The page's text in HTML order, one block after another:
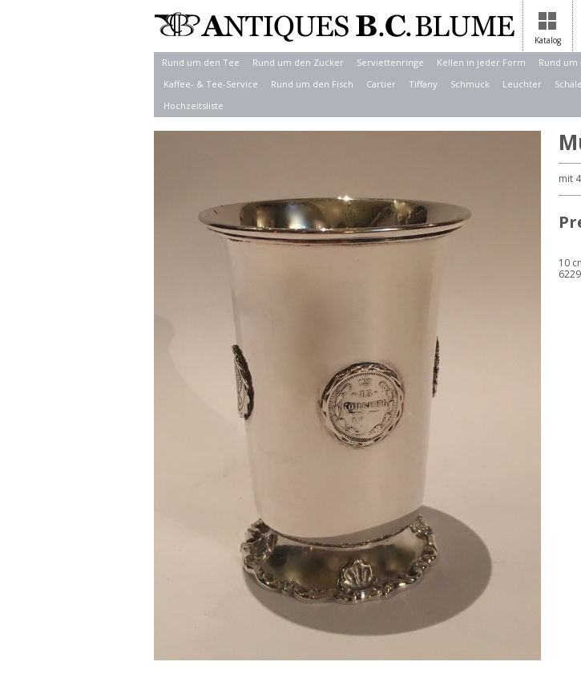
Katalog
Rund um den Tee Rund um den Zucker Serviettenringe Kellen in jeder Form Rund um
Kaffee- & Tee-Service
Rund um den Fisch Cartier Tiffany Schmuck Leuchter
Hochzeitsliste
mit
10
6229